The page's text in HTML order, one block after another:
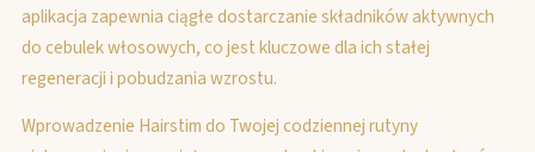
aplikacja zapewnia ciągłe dostarczanie składników aktywnych
do cebulek włosowych, co jest kluczowe dla ich stałej
regeneracji i pobudzania wzrostu.
Wprowadzenie Hairstim do Twojej codziennej rutyny